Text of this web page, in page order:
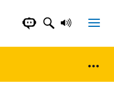
CHATBOT DER
SUCHFELD